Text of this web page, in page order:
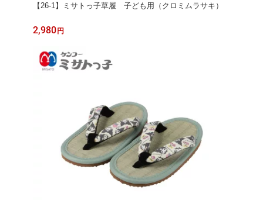
【26-1】ミサトっ子草履 子ども用（クロミムラサキ）
2,980円